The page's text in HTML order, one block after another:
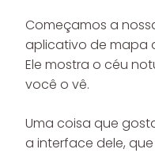
Começamos a
aplicativo de mapa
Ele mostra o céu
você o vê.
Uma coisa que
a interface dele, que